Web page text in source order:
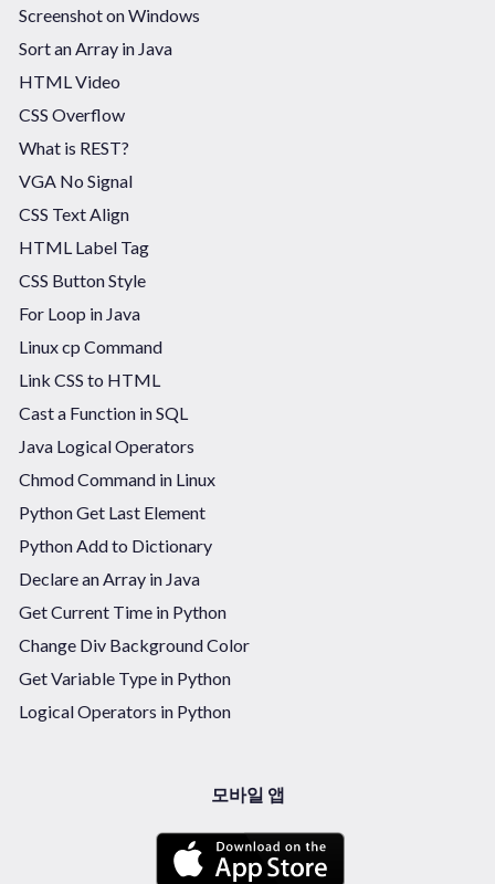
Screenshot on Windows
Sort an Array in Java
HTML Video
CSS Overflow
What is REST?
VGA No Signal
CSS Text Align
HTML Label Tag
CSS Button Style
For Loop in Java
Linux cp Command
Link CSS to HTML
Cast a Function in SQL
Java Logical Operators
Chmod Command in Linux
Python Get Last Element
Python Add to Dictionary
Declare an Array in Java
Get Current Time in Python
Change Div Background Color
Get Variable Type in Python
Logical Operators in Python
모바일 앱